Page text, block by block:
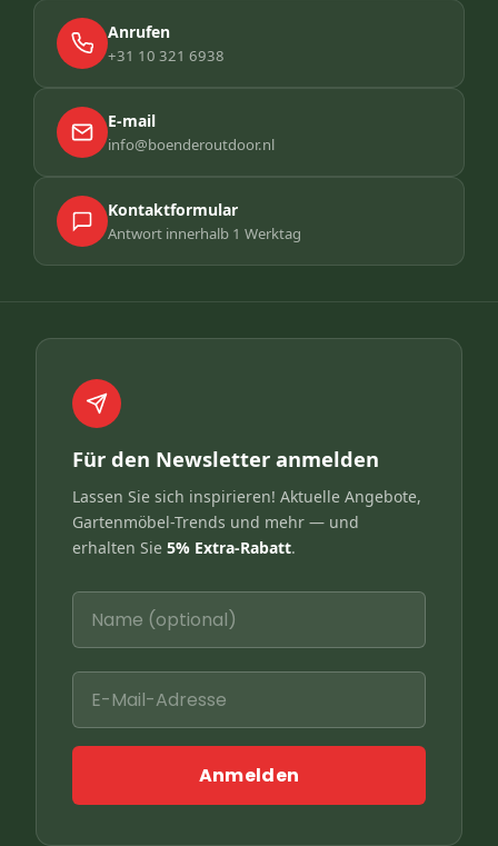
Anrufen
+31 10 321 6938
E-mail
info@boenderoutdoor.nl
Kontaktformular
Antwort innerhalb 1 Werktag
Für den Newsletter anmelden
Lassen Sie sich inspirieren! Aktuelle Angebote,
Gartenmöbel-Trends und mehr — und
erhalten Sie 5% Extra-Rabatt.
Anmelden